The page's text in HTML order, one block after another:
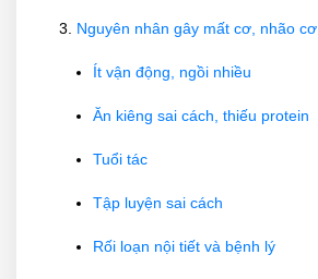
Nguyên nhân gây mất cơ, nhão cơ
Ít vận động, ngồi nhiều
Ăn kiêng sai cách, thiếu protein
Tuổi tác
Tập luyện sai cách
Rối loạn nội tiết và bệnh lý